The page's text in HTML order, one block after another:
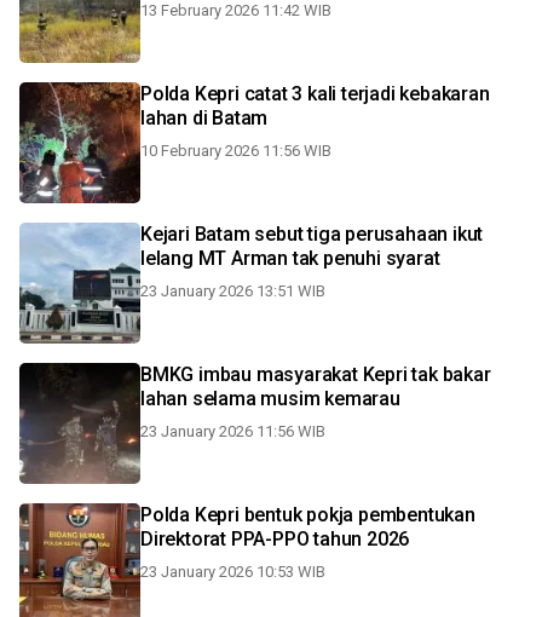
13 February 2026 11:42 WIB
Polda Kepri catat 3 kali terjadi kebakaran
lahan di Batam
10 February 2026 11:56 WIB
Kejari Batam sebut tiga perusahaan ikut
lelang MT Arman tak penuhi syarat
23 January 2026 13:51 WIB
BMKG imbau masyarakat Kepri tak bakar
lahan selama musim kemarau
23 January 2026 11:56 WIB
Polda Kepri bentuk pokja pembentukan
Direktorat PPA-PPO tahun 2026
23 January 2026 10:53 WIB